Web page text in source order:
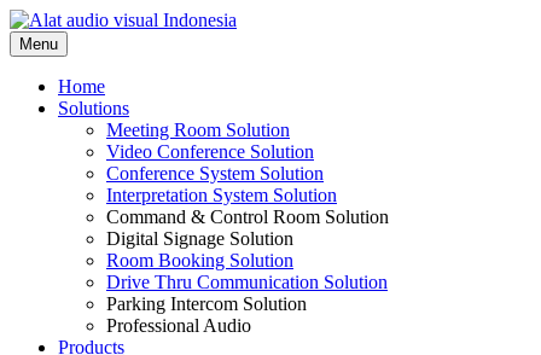
Skip
to
content
Menu
Home
Solutions
Meeting Room Solution
Video Conference Solution
Conference System Solution
Interpretation System Solution
Command & Control Room Solution
Digital Signage Solution
Room Booking Solution
Drive Thru Communication Solution
Parking Intercom Solution
Professional Audio
Products